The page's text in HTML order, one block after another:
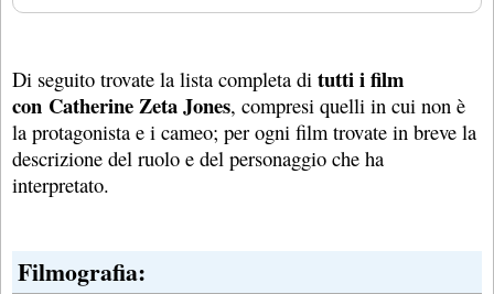
Di seguito trovate la lista completa di tutti i film
con Catherine Zeta Jones, compresi quelli in cui non è
la protagonista e i cameo; per ogni film trovate in breve la
descrizione del ruolo e del personaggio che ha
interpretato.
Filmografia: